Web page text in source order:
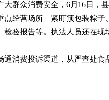
群众消费安全，6月16日，
经营场所，紧盯预包装粽
验报告等。执法人员还在
消费投诉渠道，从严查处食